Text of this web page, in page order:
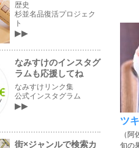
歴史
杉並名品復活プロジェク
ト
なみすけのインスタグ
ラムも応援してね
なみすけリンク集
公式インスタグラム
街×ジャンルで検索カ
ツ
（阿
旬の